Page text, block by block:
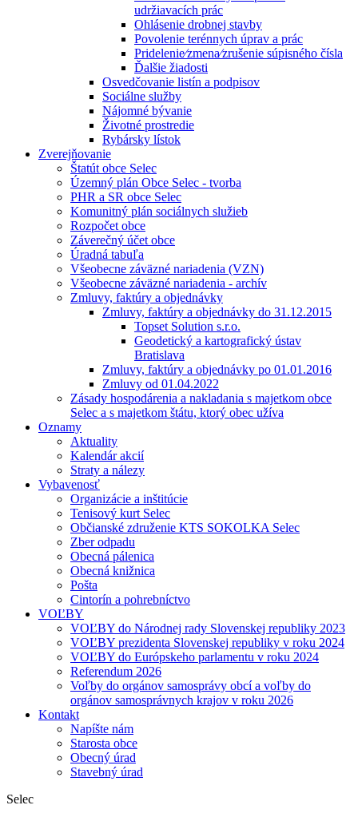
udržiavacích prác
Ohlásenie drobnej stavby
Povolenie terénnych úprav a prác
Pridelenie⁄zmena⁄zrušenie súpisného čísla
Ďalšie žiadosti
Osvedčovanie listín a podpisov
Sociálne služby
Nájomné bývanie
Životné prostredie
Rybársky lístok
Zverejňovanie
Štatút obce Selec
Územný plán Obce Selec - tvorba
PHR a SR obce Selec
Komunitný plán sociálnych služieb
Rozpočet obce
Záverečný účet obce
Úradná tabuľa
Všeobecne záväzné nariadenia (VZN)
Všeobecne záväzné nariadenia - archív
Zmluvy, faktúry a objednávky
Zmluvy, faktúry a objednávky do 31.12.2015
Topset Solution s.r.o.
Geodetický a kartografický ústav
Bratislava
Zmluvy, faktúry a objednávky po 01.01.2016
Zmluvy od 01.04.2022
Zásady hospodárenia a nakladania s majetkom obce
Selec a s majetkom štátu, ktorý obec užíva
Oznamy
Aktuality
Kalendár akcií
Straty a nálezy
Vybavenosť
Organizácie a inštitúcie
Tenisový kurt Selec
Občianské združenie KTS SOKOLKA Selec
Zber odpadu
Obecná pálenica
Obecná knižnica
Pošta
Cintorín a pohrebníctvo
VOĽBY
VOĽBY do Národnej rady Slovenskej republiky 2023
VOĽBY prezidenta Slovenskej republiky v roku 2024
VOĽBY do Európskeho parlamentu v roku 2024
Referendum 2026
Voľby do orgánov samosprávy obcí a voľby do
orgánov samosprávnych krajov v roku 2026
Kontakt
Napíšte nám
Starosta obce
Obecný úrad
Stavebný úrad
Selec